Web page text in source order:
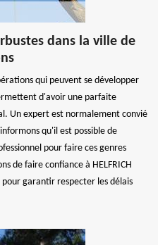
dans la ville de
qui peuvent se développer
d'avoir une parfaite
Un expert est normalement convié
qu'il est possible de
pour faire ces genres
de faire confiance à HELFRICH
pour garantir respecter les délais